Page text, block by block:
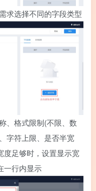
求选择不同的字段类型
、格式限制(不限、数
字符上限、是否半宽
度足够时，设置显示宽
一行内显示